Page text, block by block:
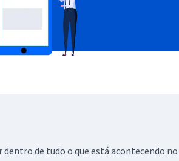
dentro de tudo o que está acontecendo